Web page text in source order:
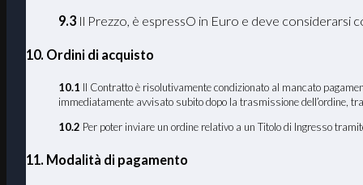
9.3 Il Prezzo, è espressO in Euro e deve considerarsi
10. Ordini di acquisto
10.1 Il Contratto è risolutivamente condizionato al mancato
immediatamente avvisato subito dopo la trasmissione dell’ordine,
10.2 Per poter inviare un ordine relativo a un Titolo di Ingresso
11. Modalità di pagamento